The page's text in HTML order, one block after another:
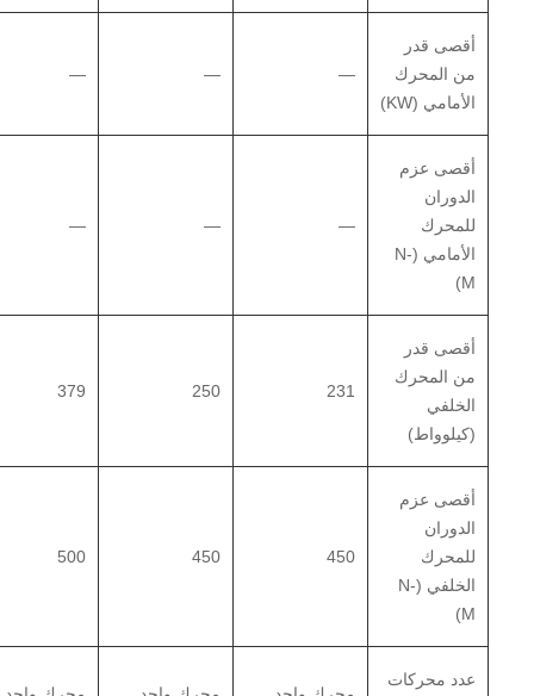
أقصى قدر
من المحرك
الأمامي (KW)
—
—
—
أقصى عزم
الدوران
للمحرك
الأمامي (N-
M)
—
—
—
أقصى قدر
من المحرك
الخلفي
(كيلوواط)
231
250
379
أقصى عزم
الدوران
للمحرك
الخلفي (N-
M)
450
450
500
عدد محركات